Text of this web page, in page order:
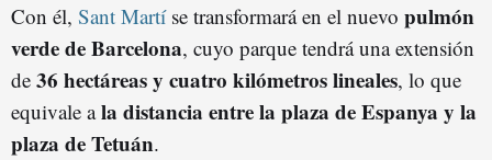
Con él, Sant Martíse transformará en el nuevo pulmón
verde de Barcelona, cuyo parque tendrá una extensión
de 36 hectáreas y cuatro kilómetros lineales, lo que
equivale a la distancia entre la plaza de Espanya y la
plaza de Tetuán.